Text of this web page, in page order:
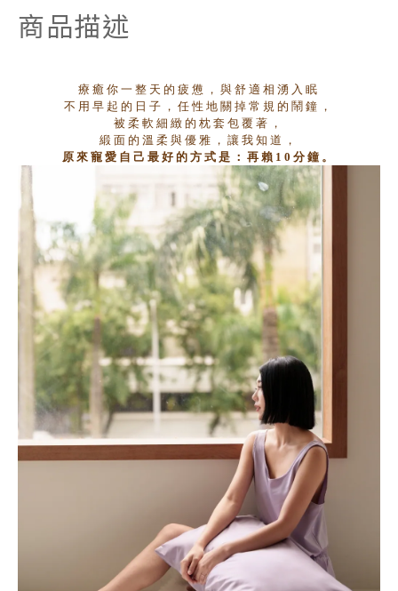
商品描述
療癒你一整天的疲憊， 與舒適相湧入眠
不用早起的日子， 任性地關掉常規的鬧鐘，
被柔軟細緻的枕套包覆著，
緞面的溫柔與優雅， 讓我知道，
原來寵愛自己最好的方式是： 再賴 10 分鐘。